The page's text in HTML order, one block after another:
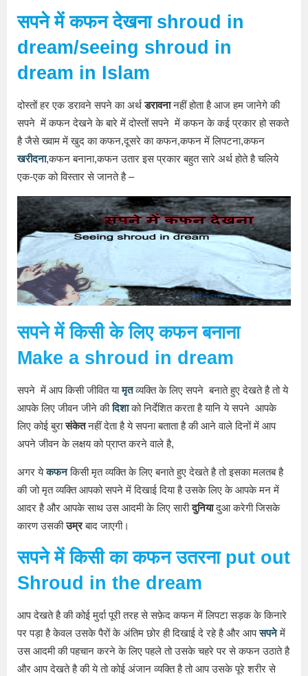
सपने में कफन देखना shroud in
dream/seeing shroud in
dream in Islam
दोस्तों हर एक डरावने सपने का अर्थडरावनानहीं होता है आज हम जानेगे की
सपने में कफन देखने के बारे में दोस्तों सपने में कफन के कई प्रकार हो सकते
है जैसे ख्वाम में खुद का कफन,दूसरे का कफन,कफन में लिपटना,कफन
खरीदना,कफन बनाना,कफन उतार इस प्रकार बहुत सारे अर्थ होते है चलिये
एक-एक को विस्तार से जानते है –
सपनेमें किसी के लिए कफन बनाना
Make a shroud in dream
सपने में आप किसी जीवित यामृतव्यक्ति के लिए सपने बनाते हुए देखते है तो ये
आपके लिए जीवन जीने कीदिशाको निर्देशित करता है यानि ये सपने आपके
लिए कोई बुरासंकेतनहीं देता है ये सपना बताता है की आने वाले दिनों में आप
अपने जीवन के लक्षय को प्राप्त करने वाले है,
अगर येकफनकिसी मृत व्यक्ति के लिए बनाते हुए देखते है तो इसका मलतब है
की जो मृत व्यक्ति आपको सपने में दिखाई दिया है उसके लिए के आपके मन में
आदर है और आपके साथ उस आदमी के लिए सारीदुनियादुआ करेगी जिसके
कारण उसकीउम्रबाद जाएगी।
सपने में किसी का कफन उतरना put out
Shroud in the dream
आप देखते है की कोई मुर्दा पूरी तरह से सफ़ेद कफन में लिपटा सड़क के किनारे
पर पड़ा है केवल उसके पैरों के अंतिम छोर ही दिखाई दे रहे है और आपसपनेमें
उस आदमी की पहचान करने के लिए पहले तो उसके चहरे पर से कफन उठाते है
और आप देखते है की ये तो कोई अंजान व्यक्ति है तो आप उसके पूरे शरीर से